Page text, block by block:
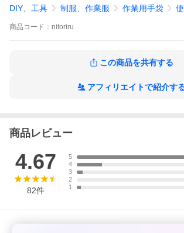
・100枚入 1箱、または 50枚入り 2箱でのお届
めご了承いただきますようお願い申し上げます
DIY、工具 制服、作業服 作業用手袋
商品 コード： nitoriru
この商品を共有する
アフィリエイトで紹介す
商品レビュー
4.67
82件
5
4
3
2
1